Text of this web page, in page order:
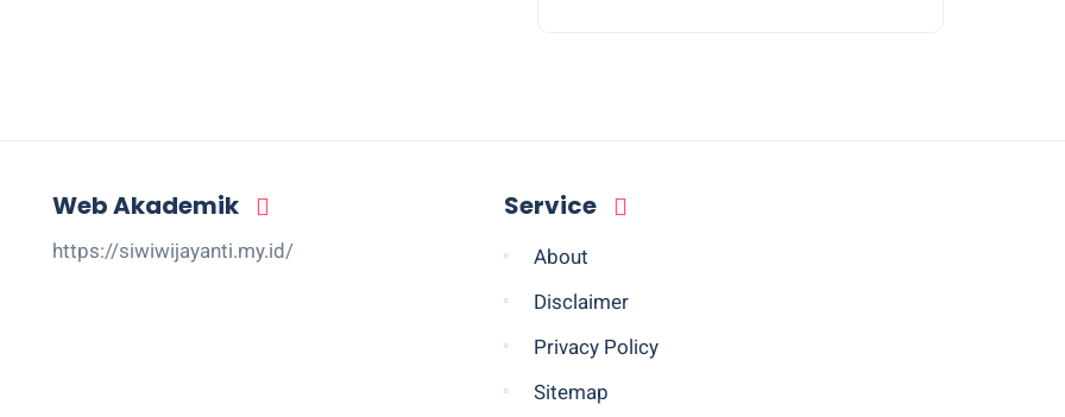
Web Akademik
https://siwiwijayanti.my.id/
Service
About
Disclaimer
Privacy Policy
Sitemap